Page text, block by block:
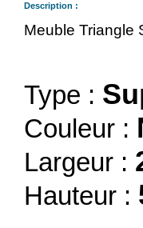
Description :
Meuble Triangle
Type :
Couleur :
Largeur :
Hauteur :